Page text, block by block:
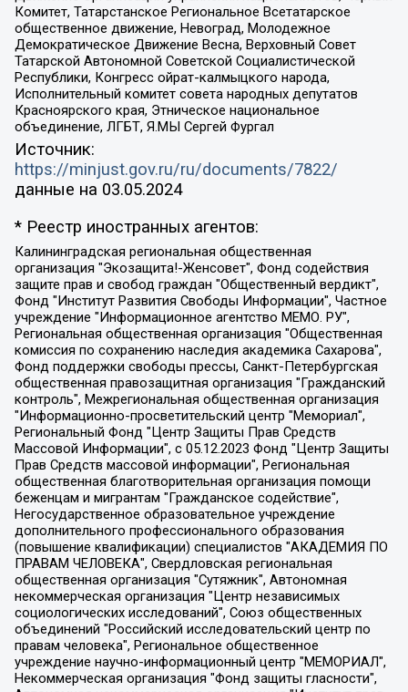
Комитет, Татарстанское Региональное Всетатарское
общественное движение, Невоград, Молодежное
Демократическое Движение Весна, Верховный Совет
Татарской Автономной Советской Социалистической
Республики, Конгресс ойрат-калмыцкого народа,
Исполнительный комитет совета народных депутатов
Красноярского края, Этническое национальное
объединение, ЛГБТ, Я.МЫ Сергей Фургал
Источник:
https://minjust.gov.ru/ru/documents/7822/
данные на 03.05.2024
* Реестр иностранных агентов:
Калининградская региональная общественная организация "Экозащита!-Женсовет", Фонд содействия защите прав и свобод граждан "Общественный вердикт", Фонд "Институт Развития Свободы Информации", Частное учреждение "Информационное агентство МЕМО. РУ", Региональная общественная организация "Общественная комиссия по сохранению наследия академика Сахарова", Фонд поддержки свободы прессы, Санкт-Петербургская общественная правозащитная организация "Гражданский контроль", Межрегиональная общественная организация "Информационно-просветительский центр "Мемориал", Региональный Фонд "Центр Защиты Прав Средств Массовой Информации", с 05.12.2023 Фонд "Центр Защиты Прав Средств массовой информации", Региональная общественная благотворительная организация помощи беженцам и мигрантам "Гражданское содействие", Негосударственное образовательное учреждение дополнительного профессионального образования (повышение квалификации) специалистов "АКАДЕМИЯ ПО ПРАВАМ ЧЕЛОВЕКА", Свердловская региональная общественная организация "Сутяжник", Автономная некоммерческая организация "Центр независимых социологических исследований", Союз общественных объединений "Российский исследовательский центр по правам человека", Региональное общественное учреждение научно-информационный центр "МЕМОРИАЛ", Некоммерческая организация "Фонд защиты гласности", Автономная некоммерческая организация "Институт прав человека", Городская общественная организация "Екатеринбургское общество "МЕМОРИАЛ", Городская общественная организация "Рязанское историко-просветительское и правозащитное общество "Мемориал" (Рязанский Мемориал), Челябинский региональный орган общественной самодеятельности – женское общественное объединение "Женщины Евразии", Челябинский региональный орган общественной самодеятельности "Уральская правозащитная группа", Фонд содействия защите здоровья и социальной справедливости имени Андрея Рылькова, Автономная Некоммерческая Организация "Аналитический Центр Юрия Левады", Автономная некоммерческая организация социальной поддержки населения "Проект Апрель", Региональная общественная организация помощи женщинам и детям, находящимся в кризисной ситуации "Информационно-методический центр "Анна", Фонд содействия развитию массовых коммуникаций и правовому просвещению "Так-так-Так", Фонд содействия устойчивому развитию "Серебряная тайга", Свердловский региональный общественный фонд социальных проектов "Новое время", "Idel.Реалии", Кавказ.Реалии, Крым.Реалии, Телеканал Настоящее Время, Татаро-башкирская служба Радио Свобода (Azatliq Radiosi), Радио Свободная Европа/Радио Свобода (PCE/PC), "Сибирь.Реалии", "Фактограф", Благотворительный фонд помощи осужденным и их семьям, Автономная некоммерческая организация "Институт глобализации и социальных движений", Фонд "В защиту прав заключенных", Частное учреждение "Центр поддержки и содействия развитию средств массовой информации", Пензенский региональный общественный благотворительный фонд "Гражданский союз", "Север.Реалии", Некоммерческая организация Фонд "Правовая инициатива", Общество с ограниченной ответственностью "Радио Свободная Европа/Радио Свобода", Чешское информационное агентство "MEDIUM-ORIENT", Красноярская региональная общественная организация "Мы против СПИДа", Камалягин Денис Николаевич, Маркелов Сергей Евгеньевич, Пономарев Лев Александрович, Савицкая Людмила Алексеевна, Автономная некоммерческая организация "Центр по работе с проблемой насилия "НАСИЛИЮ.НЕТ", Межрегиональный профессиональный союз работников здравоохранения "Альянс врачей", Юридическое лицо, зарегистрированное в Латвийской Республике, SIA "Medusa Project" (регистрационный номер 40103797863, дата регистрации 10.06.2014), Некоммерческая организация "Фонд по борьбе с коррупцией", Автономная некоммерческая организация "Институт права и публичной политики", Баданин Роман Сергеевич, Гликин Максим Александрович, Железнова Мария Михайловна, Лукьянова Юлия Сергеевна, Маетная Елизавета Витальевна, Маняхин Петр Борисович, Чуракова Ольга Владимировна, Ярош Юлия Петровна, Юридическое лицо "The Insider SIA", зарегистрированное в Риге, Латвийская Республика (дата регистрации 26.06.2015), являющееся администратором доменного имени интернет-издания "The Insider SIA", https://theins.ru, Постернак Алексей Евгеньевич, Рубин Михаил Аркадьевич, Анин Роман Александрович, Юридическое лицо Istories fonds, зарегистрированное в Латвийской Республике (регистрационный номер 50008295751, дата регистрации 24.02.2020), Великовский Дмитрий Александрович, Долинина Ирина Николаевна, Мароховская Алеся Алексеевна, Шлейнов Роман Юрьевич, Шмагун Олеся Валентиновна, Общество с ограниченной ответственностью "Альтаир 2021", Общество с ограниченной ответственностью "Вега 2021", Общество с ограниченной ответственностью "Главный редактор 2021", Общество с ограниченной ответственностью "Ромашки монолит", Важенков Артем Валерьевич, Ивановская областная общественная организация "Центр гендерных исследований", Гурман Юрий Альбертович, Медиапроект "ОВД-Инфо", Егоров Владимир Владимирович, Жилинский Владимир Александрович, Общество с ограниченной ответственностью "ЗП", Иванова София Юрьевна, Карезина Инна Павловна, Кильтау Екатерина Викторовна, Петров Алексей Викторович, Пискунов Сергей Евгеньевич, Смирнов Сергей Сергеевич, Тихонов Михаил Сергеевич, Общество с ограниченной ответственностью "ЖУРНАЛИСТ-ИНОСТРАННЫЙ АГЕНТ", Арапова Галина Юрьевна, Вольтская Татьяна Анатольевна, Американская компания "Mason G.E.S. Anonymous Foundation" (США), являющаяся владельцем интернет-издания https://mnews.world/, Компания "Stichting Bellingcat", зарегистрированная в Нидерландах (дата регистрации 11.07.2018), Захаров Андрей Вячеславович, Клепиковская Екатерина Дмитриевна, Общество с ограниченной ответственностью "МЕМО", Перл Роман Александрович, Симонов Евгений Алексеевич, Соловьева Елена Анатольевна, Сотников Даниил Владимирович, Сурначева Елизавета Дмитриевна, Автономная некоммерческая организация по защите прав человека и информированию населения "Якутия – Наше Мнение", Общество с ограниченной ответственностью "Москоу диджитал медиа", с 26.01.2023 Общество с ограниченной ответственностью "Чайка Белые сады", Ветошкина Валерия Валерьевна, Заговора Максим Александрович, Межрегиональное общественное движение "Российская ЛГБТ - сеть", Оленичев Максим Владимирович, Павлов Иван Юрьевич, Скворцова Елена Сергеевна, Общество с ограниченной ответственностью "Как бы инагент", Кочетков Игорь Викторович, Общество с ограниченной ответственностью "Честные выборы", Еланчик Олег Александрович, Общество с ограниченной ответственностью "Нобелевский призыв", Гималова Регина Эмилевна, Григорьев Андрей Валерьевич, Григорьева Алина Александровна, Ассоциация по содействию защите прав призывников, альтернативнослужащих и военнослужащих "Правозащитная группа "Гражданин.Армия.Право", Хисамова Регина Фаритовна, Автономная некоммерческая организация по реализации социально-правовых программ "Лилит", Дальневосточное общественное движение "Маяк", Санкт-Петербургская ЛГБТ-инициативная группа "Выход", Инициативная группа ЛГБТ+ "Реверс", Алексеев Андрей Викторович, Бекбулатова Таисия Львовна, Беляев Иван Михайлович, Владыкина Елена Сергеевна, Гельман Марат Александрович, Никульшина Вероника Юрьевна, Толоконникова Надежда Андреевна, Шендерович Виктор Анатольевич, Общество с ограниченной ответственностью "Данное сообщение", Общество с ограниченной ответственностью Издательский дом "Новая глава", Айнбиндер Александра Александровна, Московский комьюнити-центр для ЛГБТ+инициатив, Благотворительный фонд развития филантропии, Deutsche Welle (Германия, Kurt-Schumacher-Strasse 3, 53113 Bonn), Борзунова Мария Михайловна, Воробьев Виктор Викторович, Голубева Анна Львовна, Константинова Алла Михайловна, Малкова Ирина Владимировна, Мурадов Мурад Абдулгалимович, Осетинская Елизавета Николаевна, Понасенков Евгений Николаевич, Ганапольский Матвей Юрьевич, Киселев Евгений Алексеевич, Борухович Ирина Григорьевна, Дремин Иван Тимофеевич, Дубровский Дмитрий Викторович, Красноярская региональная общественная организация поддержки и развития альтернативных образовательных технологий и межкультурных коммуникаций "ИНТЕРРА", Маяковская Екатерина Алексеевна, Фейгин Марк Захарович, Филимонов Андрей Викторович, Дзугкоева Регина Николаевна, Доброхотов Роман Александрович, Дудь Юрий Александрович, Елкин Сергей Владимирович, Кругликов Кирилл Игоревич, Сабунаева Мария Леонидовна, Семенов Алексей Владимирович, Шаинян Карен Багратович, Шульман Екатерина Михайловна, Асафьев Артур Валерьевич, Вахштайн Виктор Семенович, Венедиктов Алексей Алексеевич, Лушникова Екатерина Евгеньевна, Волков Леонид Михайлович, Невзоров Александр Глебович, Пархоменко Сергей Борисович, Сироткин Ярослав Николаевич, Кара-Мурза Владимир Владимирович, Баранова Наталья Владимировна, Гозман Леонид Яковлевич, Кагарлицкий Борис Юльевич, Климарев Михаил Валерьевич, Милов Владимир Станиславович, Автономная некоммерческая организация Краснодарский центр современного искусства "Типография", Моргенштерн Алишер Тагирович, Соболь Любовь Эдуардовна, Общество с ограниченной ответственностью "ЛИЗА НОРМ", Каспаров Гарри Кимович, Ходорковский Михаил Борисович, Общество с ограниченной ответственностью "Апрельские тезисы", Данилович Ирина Брониславовна, Кашин Олег Владимирович, Петров Николай Владимирович, Пивоваров Алексей Владимирович, Соколов Михаил Владимирович, Цветкова Юлия Владимировна, Чичваркин Евгений Александрович, Комитет против пыток/Команда против пыток, Общество с ограниченной ответственностью "Первый научный", Общество с ограниченной ответственностью "Вертолет и ко", Белоцерковская Вероника Борисовна, Кац Максим Евгеньевич, Лазарева Татьяна Юрьевна, Шаведдинов Руслан Табризович, Яшин Илья Валерьевич, Общество с ограниченной ответственностью "Иноагент ААВ", Алешковский Дмитрий Петрович, Альбац Евгения Марковна, Быков Дмитрий Львович, Галямина Юлия Евгеньевна, Лойко Сергей Леонидович, Мартынов Кирилл Константинович, Медведев Сергей Александрович, Крашенинников Федор Геннадиевич, Гордеева Катерина Вл